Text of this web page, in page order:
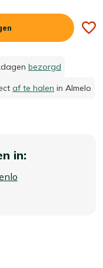
bezorgd
af te halen in Almelo
in: